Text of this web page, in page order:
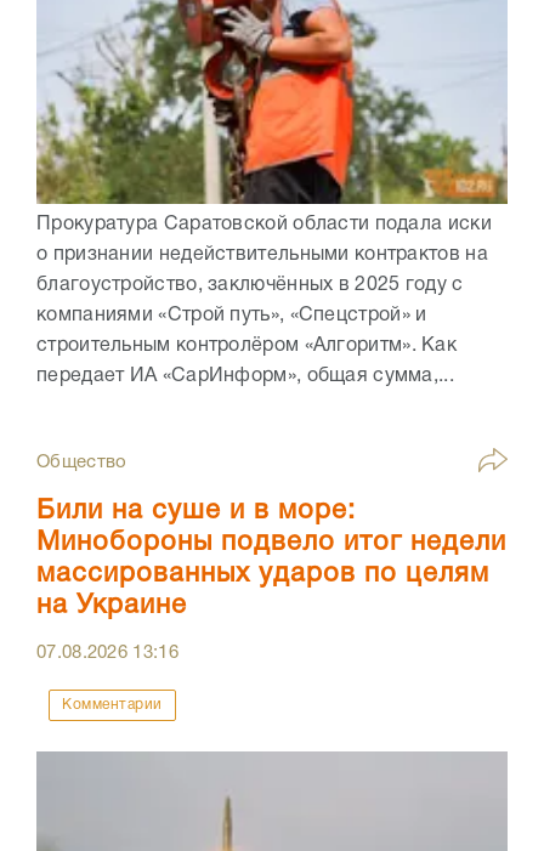
Прокуратура Саратовской области подала иски
о признании недействительными контрактов на
благоустройство, заключённых в 2025 году с
компаниями «Строй путь», «Спецстрой» и
строительным контролёром «Алгоритм». Как
передает ИА «СарИнформ», общая сумма,...
Общество
Били на суше и в море:
Минобороны подвело итог недели
массированных ударов по целям
на Украине
07.08.2026 13:16
Комментарии